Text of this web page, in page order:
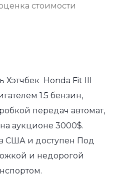
стоимости
Хэтчбек Honda Fit III
1.5 бензин,
передач автомат,
на аукционе 3000$.
США и доступен Под
и недорогой